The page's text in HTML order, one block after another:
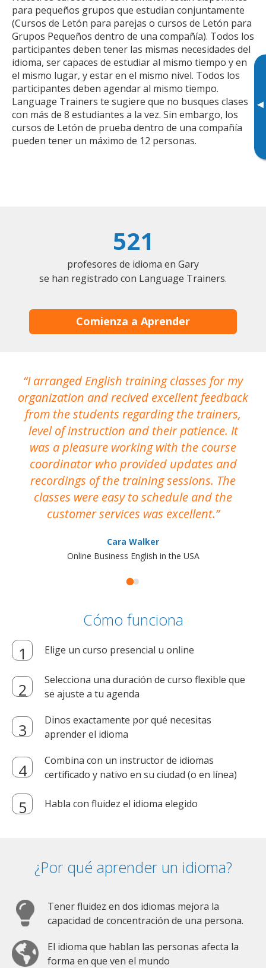
▸
para pequeños grupos que estudian conjuntamente
(Cursos de Letón para parejas o cursos de Letón para
Grupos Pequeños dentro de una compañía). Todos los
participantes deben tener las mismas necesidades del
idioma, ser capaces de estudiar al mismo tiempo y en
el mismo lugar, y estar en el mismo nivel. Todos los
participantes deben agendar al mismo tiempo.
Language Trainers te sugiere que no busques clases
con más de 8 estudiantes a la vez. Sin embargo, los
cursos de Letón de prueba dentro de una compañía
pueden tener un máximo de 12 personas.
521
profesores de idioma en Gary
se han registrado con Language Trainers.
Comienza a Aprender
I arranged English training classes for my
organization and recived excellent feedback
from the students regarding the trainers,
level of instruction and their patience. It
was a pleasure working with the course
coordinator who provided updates and
recordings of the training sessions. The
classes were easy to schedule and the
customer services was excellent.
Cara Walker
Online Business English in the USA
Cómo funciona
Elige un curso presencial u online
Selecciona una duración de curso flexible que
se ajuste a tu agenda
Dinos exactamente por qué necesitas
aprender el idioma
Combina con un instructor de idiomas
certificado y nativo en su ciudad (o en línea)
Habla con fluidez el idioma elegido
¿Por qué aprender un idioma?
Tener fluidez en dos idiomas mejora la
capacidad de concentración de una persona.
El idioma que hablan las personas afecta la
forma en que ven el mundo